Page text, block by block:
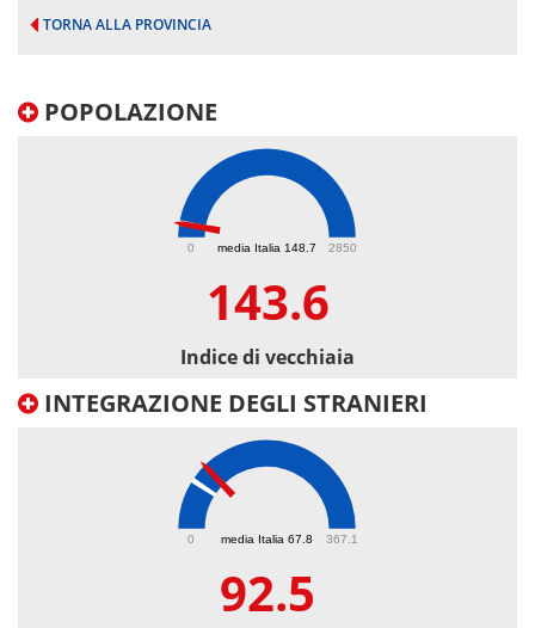
TORNA ALLA PROVINCIA
POPOLAZIONE
media Italia 148.7
0 2850
143.6
Indice di vecchiaia
INTEGRAZIONE DEGLI STRANIERI
media Italia 67.8
0 367.1
92.5